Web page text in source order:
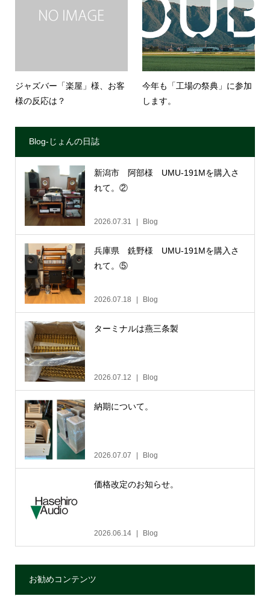
ジャズバー「楽屋」様、お客
様の反応は？
今年も「工場の祭典」に参加
します。
Blog-じょんの日誌
新潟市 阿部様 UMU-191Mを購入さ
れて。②
2026.07.31 Blog
兵庫県 銑野様 UMU-191Mを購入さ
れて。⑤
2026.07.18 Blog
ターミナルは燕三条製
2026.07.12 Blog
納期について。
2026.07.07 Blog
価格改定のお知らせ。
2026.06.14 Blog
お勧めコンテンツ